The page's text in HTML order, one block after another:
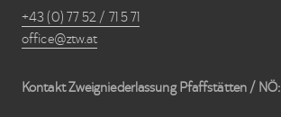
+43 (0) 77 52 / 71 5 71
office@ztw.at
Kontakt Zweigniederlassung Pfaffstätten / NÖ: